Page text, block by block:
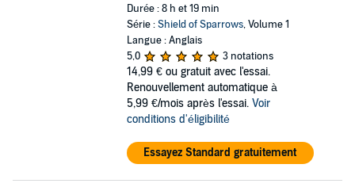
Durée : 8 h et 19 min
Série :Shield of Sparrows, Volume 1
Langue : Anglais
5,0
3 notations
14,99 € ou gratuit avec l'essai.
Renouvellement automatique à
5,99 €/mois après l'essai. Voir
conditions d'éligibilité
Essayez Standard gratuitement